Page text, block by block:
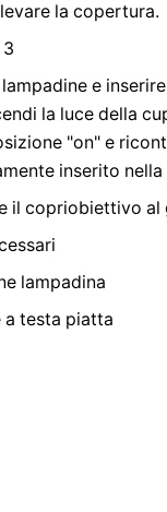
la copertura.
e
la luce della
"on" e
inserito nella
il copriobiettivo al
lampadina
a testa piatta